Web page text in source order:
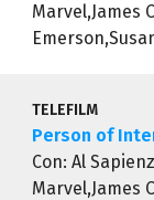
Marvel,James
TELEFILM
Person of
Con: Al
Marvel,James